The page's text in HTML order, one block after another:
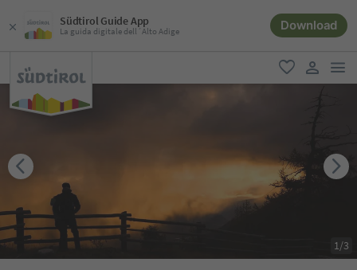
Südtirol Guide App
La guida digitale dell´Alto Adige Download
favoriti
user link
1/3